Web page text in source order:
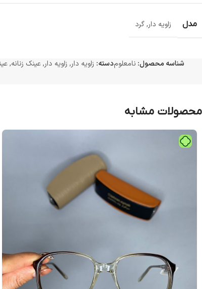
مدل زاویه دار,گرد
شناسه محصول: نامعلومدسته: زاویه دار, زاویه دار,عینک زنانه,
محصولات مشابه